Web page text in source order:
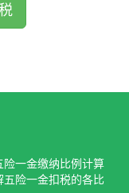
一金缴纳比例计算
险一金扣税的各比